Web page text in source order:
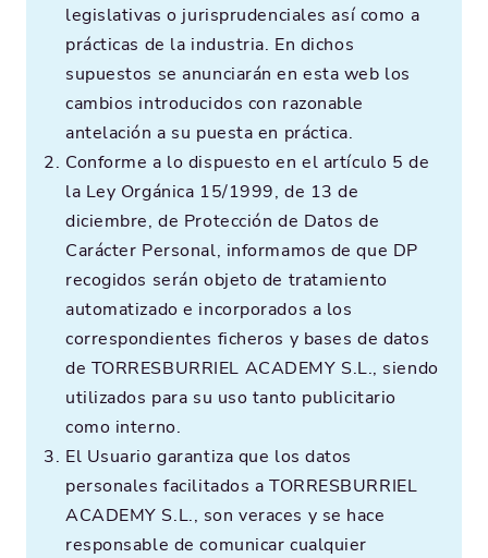
legislativas o jurisprudenciales así como a
prácticas de la industria. En dichos
supuestos se anunciarán en esta web los
cambios introducidos con razonable
antelación a su puesta en práctica.
Conforme a lo dispuesto en el artículo 5 de
la Ley Orgánica 15/1999, de 13 de
diciembre, de Protección de Datos de
Carácter Personal, informamos de que DP
recogidos serán objeto de tratamiento
automatizado e incorporados a los
correspondientes ficheros y bases de datos
de TORRESBURRIEL ACADEMY S.L., siendo
utilizados para su uso tanto publicitario
como interno.
El Usuario garantiza que los datos
personales facilitados a TORRESBURRIEL
ACADEMY S.L., son veraces y se hace
responsable de comunicar cualquier